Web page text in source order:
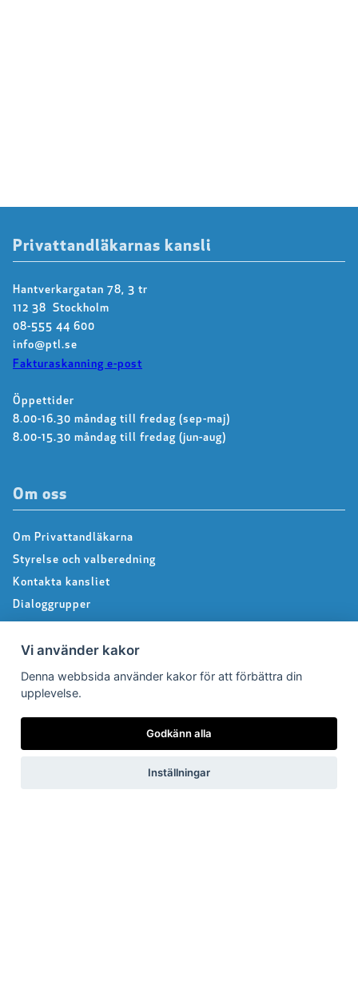
Privattandläkarnas kansli
Hantverkargatan 78, 3 tr
112 38 Stockholm
08-555 44 600
info@ptl.se
Fakturaskanning e-post
Öppettider
8.00-16.30 måndag till fredag (sep-maj)
8.00-15.30 måndag till fredag (jun-aug)
Om oss
Om Privattandläkarna
Styrelse och valberedning
Kontakta kansliet
Dialoggrupper
Integritetspolicy
Följ oss på Facebook
Vi använder kakor
Denna webbsida använder kakor för att förbättra din
upplevelse.
Godkänn alla
Inställningar